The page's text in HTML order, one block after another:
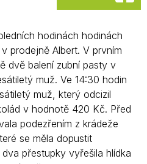
hodinách hodinách
prodejně Albert. V prvním
dvě balení zubní pasty v
muž. Ve 14:30 hodin
muž, který odcizil
v hodnotě 420 Kč. Před
podezřením z krádeže
se měla dopustit
přestupky vyřešila hlídka